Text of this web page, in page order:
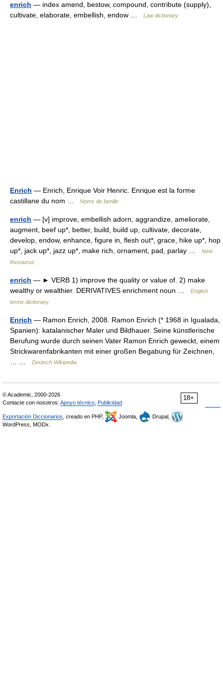
enrich — index amend, bestow, compound, contribute (supply),
cultivate, elaborate, embellish, endow …
Law dictionary
Enrich — Enrich, Enrique Voir Henric. Enrique est la forme
castillane du nom …
Noms de famille
enrich — [v] improve, embellish adorn, aggrandize, ameliorate,
augment, beef up*, better, build, build up, cultivate, decorate,
develop, endow, enhance, figure in, flesh out*, grace, hike up*, hop
up*, jack up*, jazz up*, make rich, ornament, pad, parlay …
New
thesaurus
enrich — ► VERB 1) improve the quality or value of. 2) make
wealthy or wealthier. DERIVATIVES enrichment noun …
English
terms dictionary
Enrich — Ramon Enrich, 2008. Ramon Enrich (* 1968 in Igualada,
Spanien): katalanischer Maler und Bildhauer. Seine künstlerische
Berufung wurde durch seinen Vater Ramon Enrich geweckt, einem
Strickwarenfabrikanten mit einer großen Begabung für Zeichnen,
Deutsch Wikipedia
18+
© Academic, 2000-2026
Contacte con nosotros: Apoyo técnico Publicidad
Exportación Diccionarios , creado en PHP, Joomla,
Drupal,
WordPress, MODx.